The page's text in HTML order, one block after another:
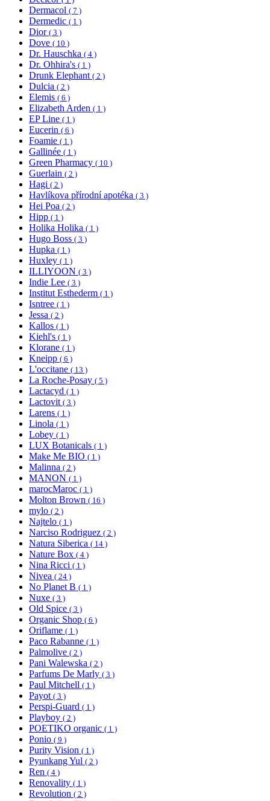
Dermacol ( 7 )
Dermedic ( 1 )
Dior ( 3 )
Dove ( 10 )
Dr. Hauschka ( 4 )
Dr. Ohhira's ( 1 )
Drunk Elephant ( 2 )
Dulcia ( 2 )
Elemis ( 6 )
Elizabeth Arden ( 1 )
EP Line ( 1 )
Eucerin ( 6 )
Foamie ( 1 )
Gallinée ( 1 )
Green Pharmacy ( 10 )
Guerlain ( 2 )
Hagi ( 2 )
Havlíkova přírodní apotéka ( 3 )
Hei Poa ( 2 )
Hipp ( 1 )
Holika Holika ( 1 )
Hugo Boss ( 3 )
Hupka ( 1 )
Huxley ( 1 )
ILLIYOON ( 3 )
Indie Lee ( 3 )
Institut Esthederm ( 1 )
Isntree ( 1 )
Jessa ( 2 )
Kallos ( 1 )
Kiehl's ( 1 )
Klorane ( 1 )
Kneipp ( 6 )
L'occitane ( 13 )
La Roche-Posay ( 5 )
Lactacyd ( 1 )
Lactovit ( 3 )
Larens ( 1 )
Linola ( 1 )
Lobey ( 1 )
LUX Botanicals ( 1 )
Make Me BIO ( 1 )
Malinna ( 2 )
MANON ( 1 )
marocMaroc ( 1 )
Molton Brown ( 16 )
mylo ( 2 )
Najtelo ( 1 )
Narciso Rodriguez ( 2 )
Natura Siberica ( 14 )
Nature Box ( 4 )
Nina Ricci ( 1 )
Nivea ( 24 )
No Planet B ( 1 )
Nuxe ( 3 )
Old Spice ( 3 )
Organic Shop ( 6 )
Oriflame ( 1 )
Paco Rabanne ( 1 )
Palmolive ( 2 )
Pani Walewska ( 2 )
Parfums De Marly ( 3 )
Paul Mitchell ( 1 )
Payot ( 3 )
Perspi-Guard ( 1 )
Playboy ( 2 )
POETIKO organic ( 1 )
Ponio ( 9 )
Purity Vision ( 1 )
Pyunkang Yul ( 2 )
Ren ( 4 )
Renovality ( 1 )
Revolution ( 2 )